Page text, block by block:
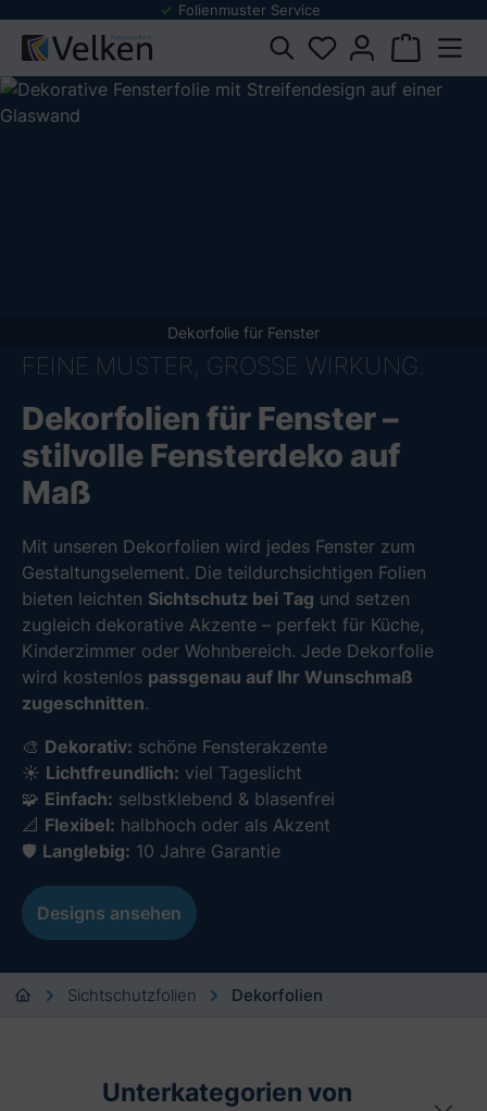
springen
Folienmuster Service
FEINE MUSTER, GROSSE WIRKUNG.
Dekorfolien für Fenster –
stilvolle Fensterdeko auf
Maß
Mit unseren Dekorfolien wird jedes Fenster zum
Gestaltungselement. Die teildurchsichtigen Folien
bieten leichten Sichtschutz bei Tag und setzen
zugleich dekorative Akzente – perfekt für Küche,
Kinderzimmer oder Wohnbereich. Jede Dekorfolie
wird kostenlos passgenau auf Ihr Wunschmaß
zugeschnitten.
🎨 Dekorativ: schöne Fensterakzente
☀️ Lichtfreundlich: viel Tageslicht
🧩 Einfach: selbstklebend & blasenfrei
📐 Flexibel: halbhoch oder als Akzent
🛡️ Langlebig: 10 Jahre Garantie
Designs ansehen
Dekorfolie für Fenster
Sichtschutzfolien Dekorfolien
Unterkategorien von